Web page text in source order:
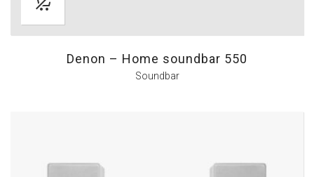
Denon – Home soundbar 550
Soundbar